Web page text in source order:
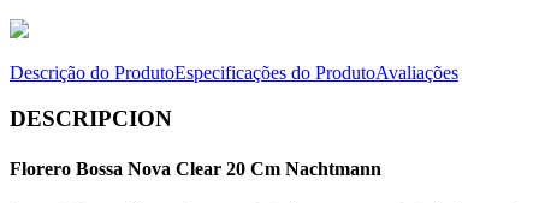
Descrição do ProdutoEspecificações do ProdutoAvaliações
DESCRIPCION
Florero Bossa Nova Clear 20 Cm Nachtmann